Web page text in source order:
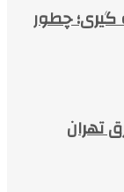
گیری؛ چطور
تهران